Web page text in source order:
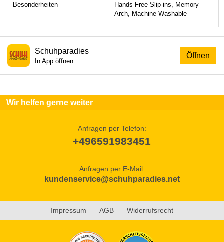
Besonderheiten
Hands Free Slip-ins, Memory
Arch, Machine Washable
Öffnen
Schuhparadies
In App öffnen
Wir helfen gerne weiter
Anfragen per Telefon:
+496591983451
Anfragen per E-Mail:
kundenservice@schuhparadies.net
Impressum AGB Widerrufsrecht